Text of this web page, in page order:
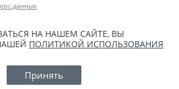
НА НАШЕМ САЙТЕ, ВЫ
ПОЛИТИКОЙ ИСПОЛЬЗОВАНИЯ
Принять